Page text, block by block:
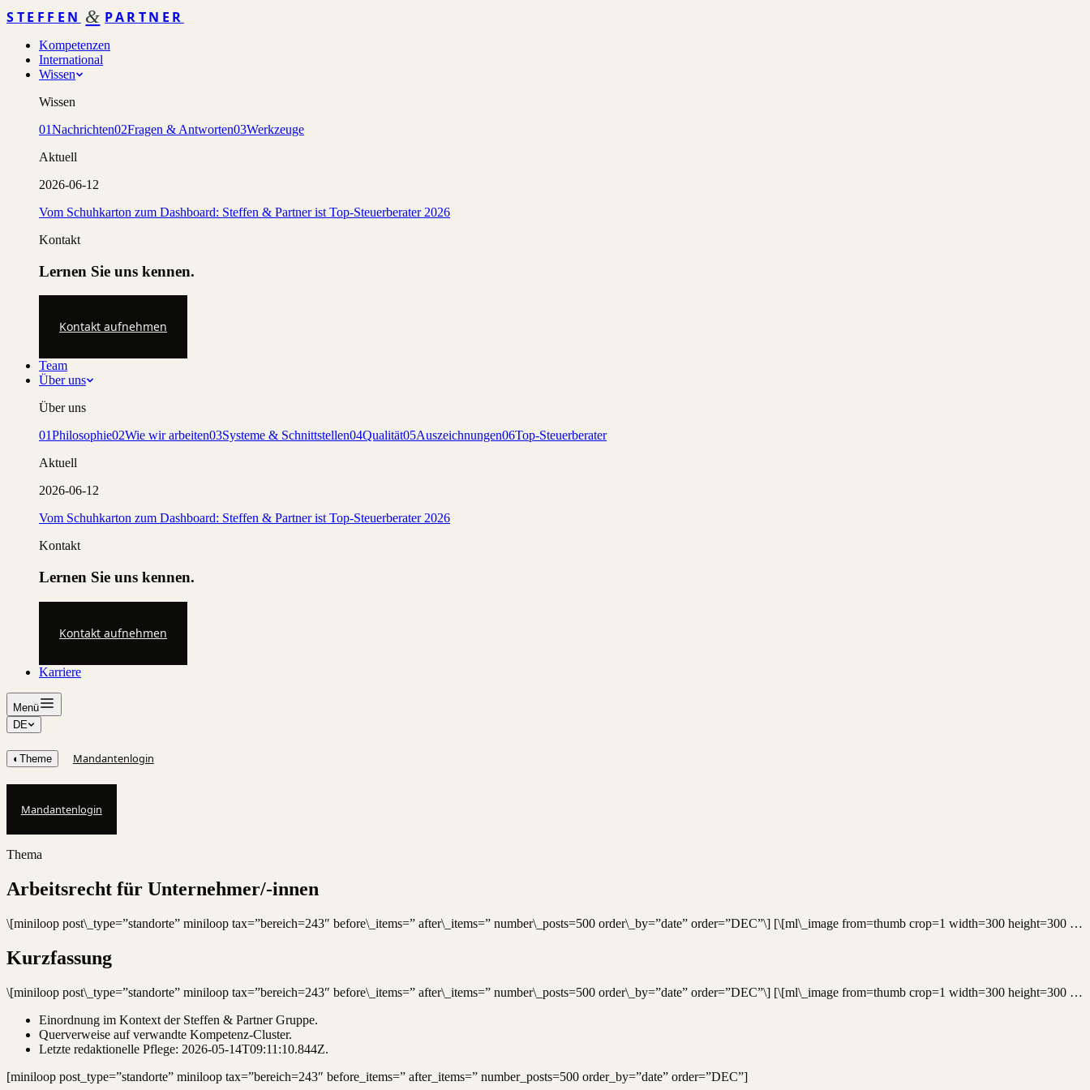
STEFFEN & PARTNER
Kompetenzen
International
Wissen
Wissen
01Nachrichten02Fragen & Antworten03Werkzeuge
Aktuell
2026-06-12
Vom Schuhkarton zum Dashboard: Steffen & Partner ist Top-Steuerberater 2026
Kontakt
Lernen Sie uns kennen.
Kontakt aufnehmen
Team
Über uns
Über uns
01Philosophie02Wie wir arbeiten03Systeme & Schnittstellen04Qualität05Auszeichnungen06Top-Steuerberater
Aktuell
2026-06-12
Vom Schuhkarton zum Dashboard: Steffen & Partner ist Top-Steuerberater 2026
Kontakt
Lernen Sie uns kennen.
Kontakt aufnehmen
Karriere
Menü
DE
◐ Theme Mandantenlogin
Mandantenlogin
Thema
Arbeitsrecht für Unternehmer/-innen
\[miniloop post\_type=”standorte” miniloop tax=”bereich=243″ before\_items=” after\_items=” number\_posts=500 order\_by=”date” order=”DEC”\] [\[ml\_image from=thumb crop=1 width=300 height=300 …
Kurzfassung
\[miniloop post\_type=”standorte” miniloop tax=”bereich=243″ before\_items=” after\_items=” number\_posts=500 order\_by=”date” order=”DEC”\] [\[ml\_image from=thumb crop=1 width=300 height=300 …
Einordnung im Kontext der Steffen & Partner Gruppe.
Querverweise auf verwandte Kompetenz-Cluster.
Letzte redaktionelle Pflege: 2026-05-14T09:11:10.844Z.
[miniloop post_type=”standorte” miniloop tax=”bereich=243″ before_items=” after_items=” number_posts=500 order_by=”date” order=”DEC”]